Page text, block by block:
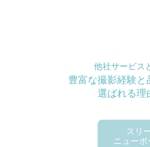
他社サービス
豊富な撮影経験と
選ばれる理
スリ
ニューボ